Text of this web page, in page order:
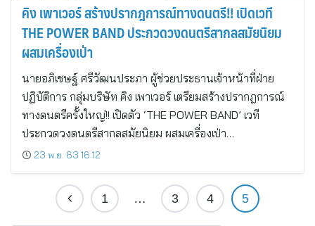
คิง เพาเวอร์ สร้างปรากฎการณ์ทางดนตรี!! เปิดเวที
THE POWER BAND ประกวดวงดนตรีสากลสมัยนิยม
ผสมเครื่องเป่า
นายอภิเชษฐ์ ศรีวัฒนประภา ผู้ช่วยประธานเจ้าหน้าที่ฝ่าย
ปฏิบัติการ กลุ่มบริษัท คิง เพาเวอร์ เตรียมสร้างปรากฎการณ์
ทางดนตรีครั้งใหญ่!! เปิดตัว ‘THE POWER BAND’ เวที
ประกวดวงดนตรีสากลสมัยนิยม ผสมเครื่องเป่า…
23 พ.ย. 63 16:12
1 … 3 4 5